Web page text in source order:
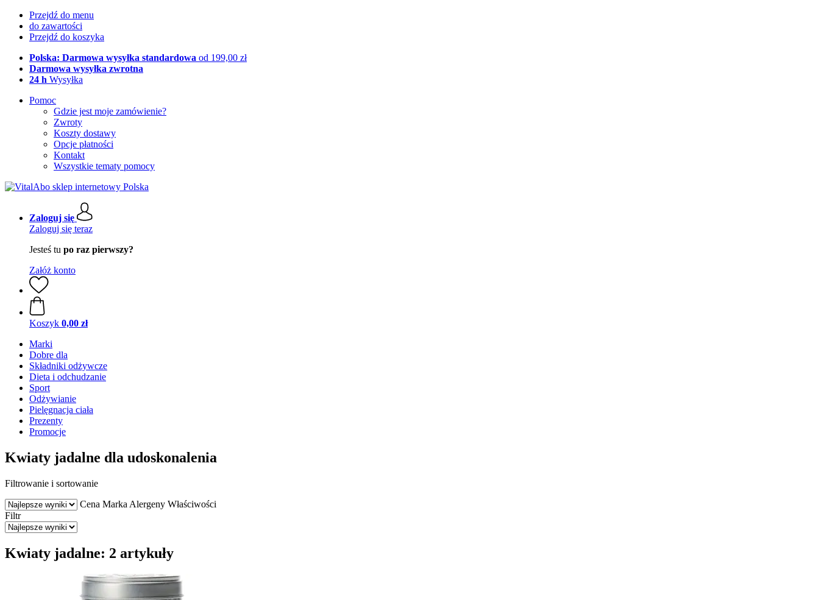
Przejdź do menu
do zawartości
Przejdź do koszyka
Polska: Darmowa wysyłka standardowa od 199,00 zł
Darmowa wysyłka zwrotna
24 h Wysyłka
Pomoc
Gdzie jest moje zamówienie?
Zwroty
Koszty dostawy
Opcje płatności
Kontakt
Wszystkie tematy pomocy
Zaloguj się
Zaloguj się teraz
Jesteś tu po raz pierwszy?
Załóż konto
Koszyk 0,00 zł
Marki
Dobre dla
Składniki odżywcze
Dieta i odchudzanie
Sport
Odżywianie
Pielęgnacja ciała
Prezenty
Promocje
Kwiaty jadalne dla udoskonalenia
Filtrowanie i sortowanie
Cena Marka Alergeny Właściwości
Filtr
Kwiaty jadalne: 2 artykuły